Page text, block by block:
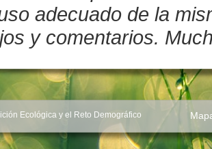
adecuado de la
y comentarios.
Ecológica y el Reto Demográfico